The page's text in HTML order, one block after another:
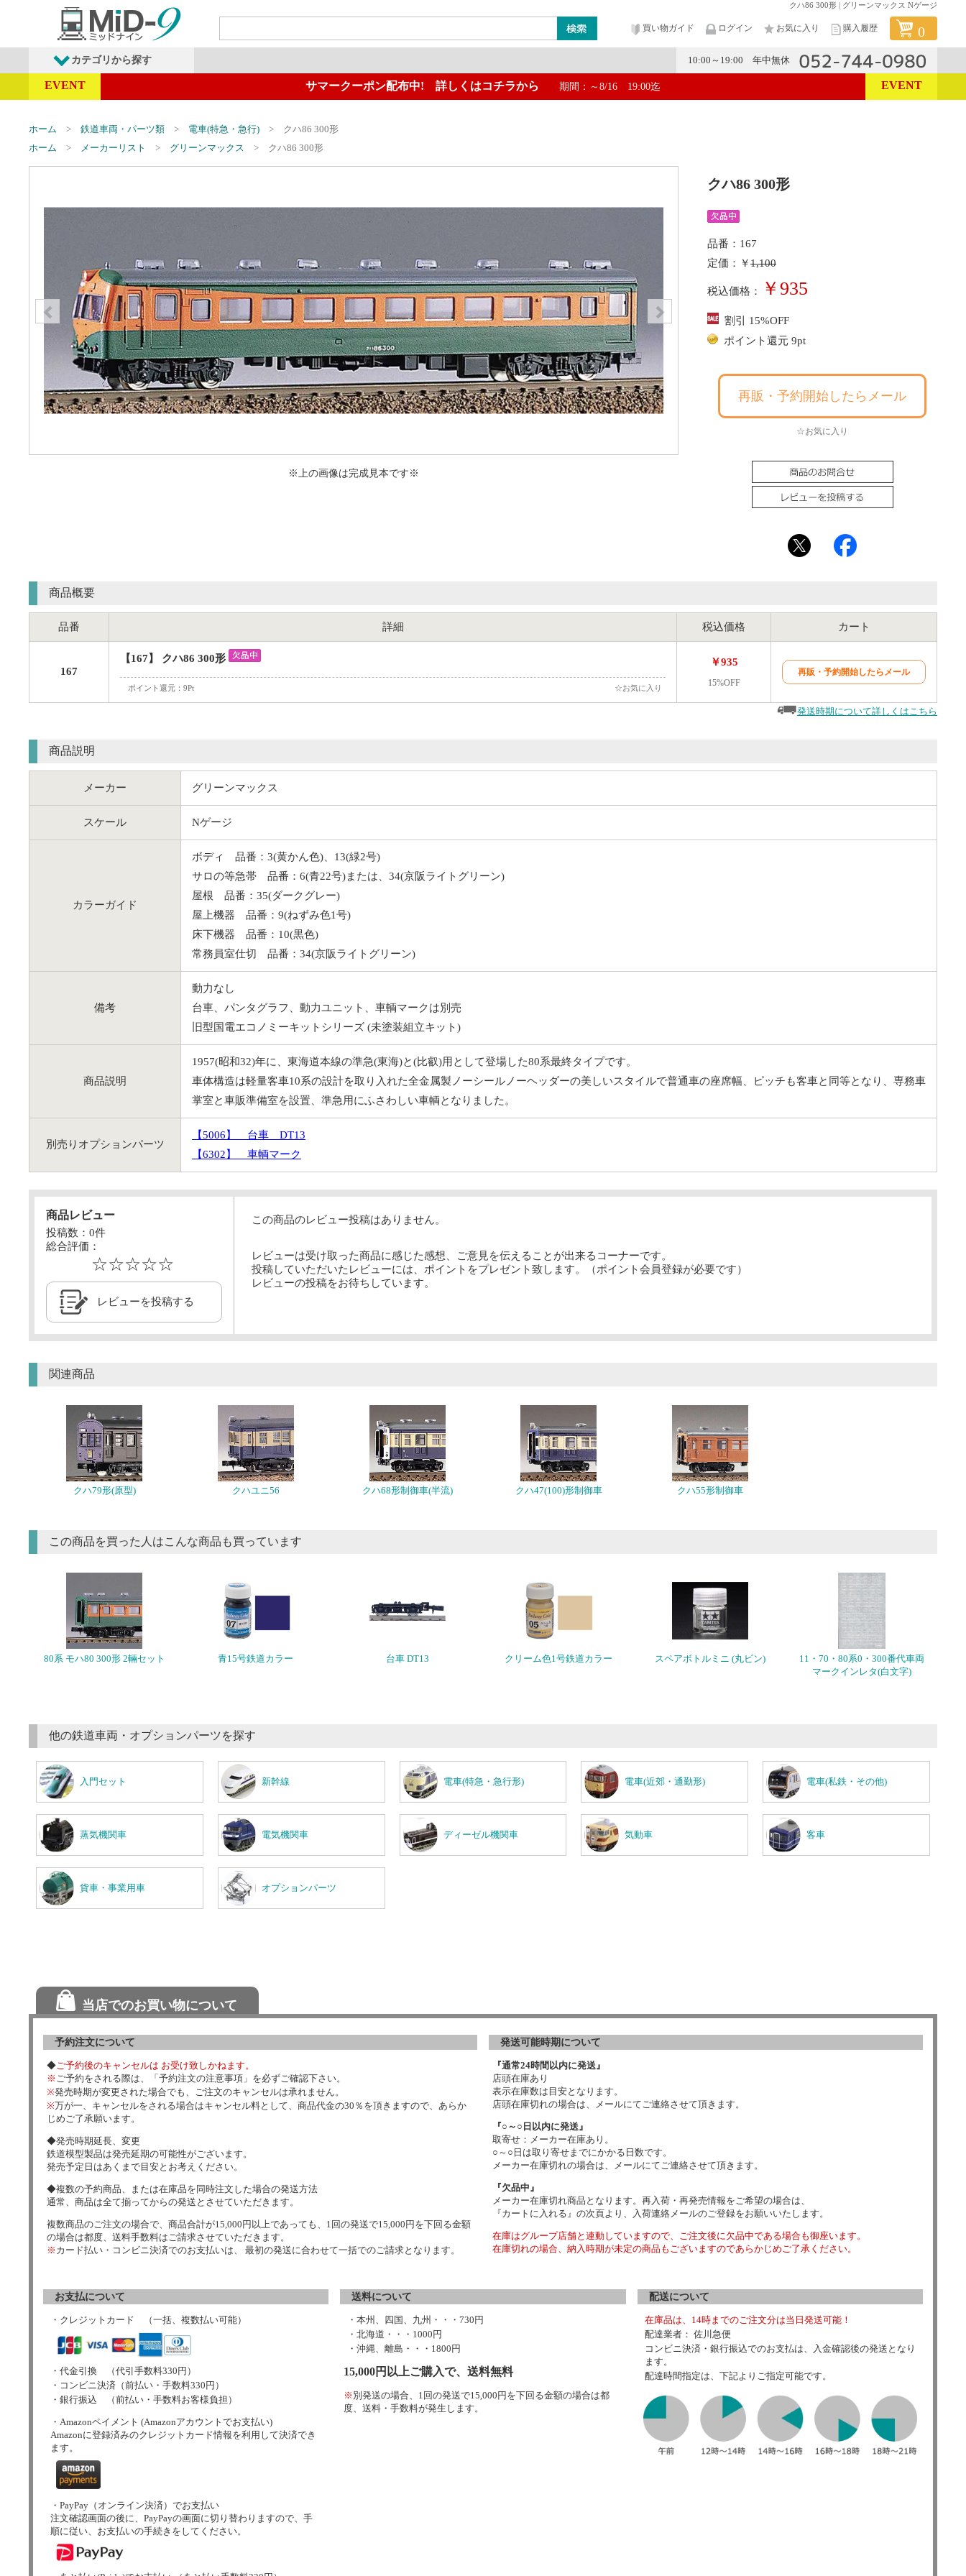
クハ86 300形 | グリーンマックス Nゲージ
買い物ガイド ログイン お気に入り 購入履歴 0
カテゴリから探す 10:00～19:00 年中無休
発売予定商品 鉄道車両・オプション レイアウト・ジオラマ類 工具・塗料・その他 メーカー
EVENT サマークーポン配布中! 詳しくはコチラから 期間：～8/16 19:00迄 EVENT
ホーム 鉄道車両・パーツ類 電車(特急・急行)
クハ86 300形
ホーム
メーカーリスト グリーンマックス クハ86 300形
※上の画像は完成見本です※
クハ86 300形
品番：167
定価：￥1,100
税込価格： ￥935
割引 15%OFF
ポイント還元 9pt
再販・予約開始したらメール
☆お気に入り
商品概要
品番 詳細 税込価格 カート
167
【167】 クハ86 300形
ポイント還元：9Pt ☆お気に入り
￥935
15%OFF
再販・予約開始したらメール
発送時期について詳しくはこちら
商品説明
メーカー グリーンマックス
スケール Nゲージ
カラーガイド
ボディ 品番：3(黄かん色)、13(緑2号)
サロの等急帯 品番：6(青22号)または、34(京阪ライトグリーン)
屋根 品番：35(ダークグレー)
屋上機器 品番：9(ねずみ色1号)
床下機器 品番：10(黒色)
常務員室仕切 品番：34(京阪ライトグリーン)
備考
動力なし
台車、パンタグラフ、動力ユニット、車輌マークは別売
旧型国電エコノミーキットシリーズ (未塗装組立キット)
商品説明
1957(昭和32)年に、東海道本線の準急(東海)と(比叡)用として登場した80系最終タイプです。
車体構造は軽量客車10系の設計を取り入れた全金属製ノーシールノーヘッダーの美しいスタイルで普通車の座席幅、ピッチも客車と同等となり、専務車
掌室と車販準備室を設置、準急用にふさわしい車輌となりました。
別売りオプションパーツ
【5006】
台車 DT13
【6302】
車輌マーク
商品レビュー
投稿数： 0件
総合評価：
☆☆☆☆☆
レビューを投稿する
この商品のレビュー投稿はありません。
レビューは受け取った商品に感じた感想、ご意見を伝えることが出来るコーナーです。
投稿していただいたレビューには、ポイントをプレゼント致します。（ポイント会員登録が必要です）
レビューの投稿をお待ちしています。
関連商品
クハ79形(原型) クハユニ56 クハ68形制御車(半流) クハ47(100)形制御車 クハ55形制御車
この商品を買った人はこんな商品も買っています
80系 モハ80 300形 2輛セット 青15号鉄道カラー 台車 DT13 クリーム色1号鉄道カラー スペアボトルミニ (丸ビン)
11・70・80系0・300番代車両
マークインレタ(白文字)
他の鉄道車両・オプションパーツを探す
入門セット 新幹線 電車(特急・急行形) 電車(近郊・通勤形) 電車(私鉄・その他)
蒸気機関車 電気機関車 ディーゼル機関車 気動車 客車
貨車・事業用車 オプションパーツ
当店でのお買い物について
予約注文について
◆ご予約後のキャンセルは お受け致しかねます。
※ ご予約をされる際は、「予約注文の注意事項」を必ずご確認下さい。
※発売時期が変更された場合でも、ご注文のキャンセルは承れません。
※万が一、キャンセルをされる場合はキャンセル料として、商品代金の30％を頂きますので、あらか
じめご了承願います。
◆発売時期延長、変更
鉄道模型製品は発売延期の可能性がございます。
発売予定日はあくまで目安とお考えください。
◆複数の予約商品、または在庫品を同時注文した場合の発送方法
通常、商品は全て揃ってからの発送とさせていただきます。
複数商品のご注文の場合で、商品合計が15,000円以上であっても、1回の発送で15,000円を下回る金額
の場合は都度、送料手数料はご請求させていただきます。
※ カード払い・コンビニ決済でのお支払いは、 最初の発送に合わせて一括でのご請求となります。
発送可能時期について
『通常24時間以内に発送』
店頭在庫あり
表示在庫数は目安となります。
店頭在庫切れの場合は、メールにてご連絡させて頂きます。
『○～○日以内に発送』
取寄せ：メーカー在庫あり。
○～○日は取り寄せまでにかかる日数です。
メーカー在庫切れの場合は、メールにてご連絡させて頂きます。
『欠品中』
メーカー在庫切れ商品となります。再入荷・再発売情報をご希望の場合は、
『カートに入れる』の次頁より、入荷連絡メールのご登録をお願いいたします。
在庫はグループ店舗と連動していますので、ご注文後に欠品中である場合も御座います。
在庫切れの場合、納入時期が未定の商品もございますのであらかじめご了承ください。
お支払について
・クレジットカード （一括、複数払い可能）
・代金引換 （代引手数料330円）
・コンビニ決済（前払い・手数料330円）
・銀行振込 （前払い・手数料お客様負担）
・Amazonペイメント (Amazonアカウントでお支払い)
Amazonに登録済みのクレジットカード情報を利用して決済でき
ます。
・PayPay（オンライン決済）でお支払い
注文確認画面の後に、PayPayの画面に切り替わりますので、手
順に従い、お支払いの手続きをしてください。
送料について
・本州、四国、九州・・・730円
・北海道・・・1000円
・沖縄、離島・・・1800円
15,000円以上ご購入で、送料無料
※ 別発送の場合、1回の発送で15,000円を下回る金額の場合は都
度、送料・手数料が発生します。
配送について
在庫品は、14時までのご注文分は当日発送可能！
配達業者： 佐川急便
コンビニ決済・銀行振込でのお支払は、入金確認後の発送となり
ます。
配達時間指定は、下記よりご指定可能です。